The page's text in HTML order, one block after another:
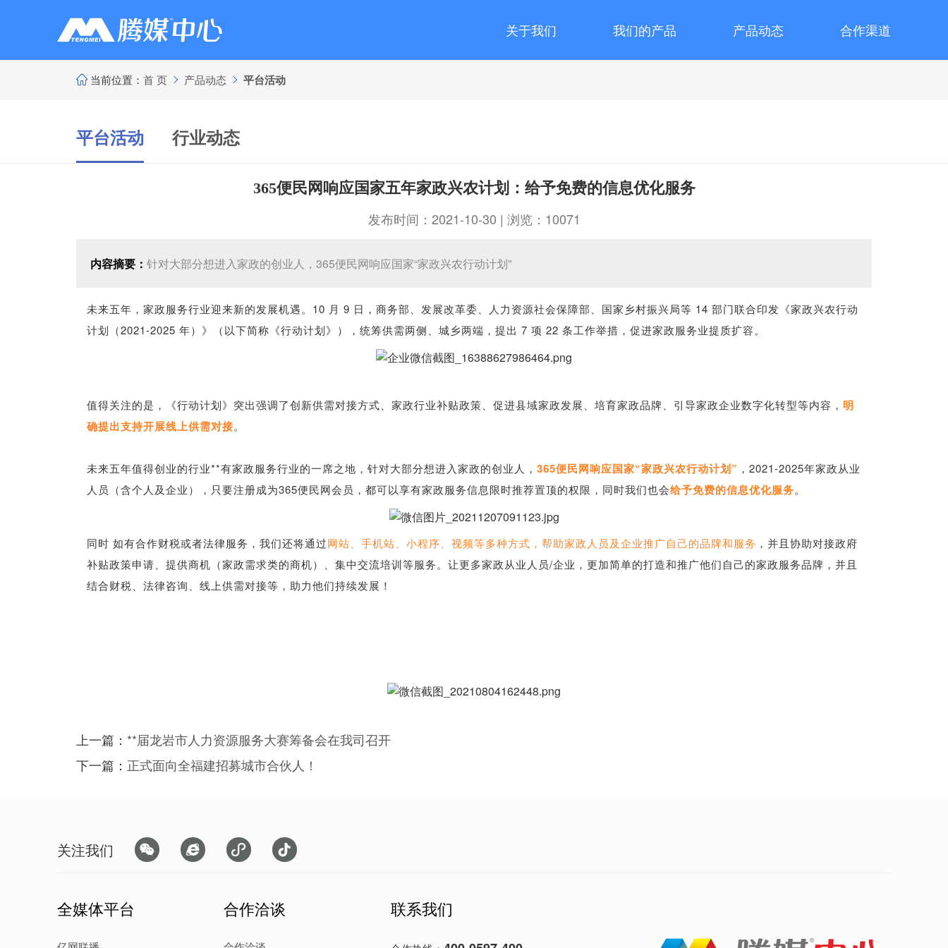
关于我们 我们的产品 产品动态 合作渠道
当前位置： 首 页  产品动态  平台活动
平台活动 行业动态
365便民网响应国家五年家政兴农计划：给予免费的信息优化服务
发布时间：2021-10-30 | 浏览：10071
内容摘要： 针对大部分想进入家政的创业人，365便民网响应国家“家政兴农行动计划”
未来五年，家政服务行业迎来新的发展机遇。10 月 9 日，商务部、发展改革委、人力资源社会保障部、国家乡村振兴局等 14 部门联合印发《家政兴农行动
计划（2021-2025 年）》（以下简称《行动计划》），统筹供需两侧、城乡两端，提出 7 项 22 条工作举措，促进家政服务业提质扩容。
值得关注的是，《行动计划》突出强调了创新供需对接方式、家政行业补贴政策、促进县域家政发展、培育家政品牌、引导家政企业数字化转型等内容， 明
确提出支持开展线上供需对接。
未来五年值得创业的行业**有家政服务行业的一席之地，针对大部分想进入家政的创业人， 365便民网响应国家“家政兴农行动计划” ，2021-2025年家政从业
人员（含个人及企业），只要注册成为365便民网会员，都可以享有家政服务信息限时推荐置顶的权限，同时我们也会给予免费的信息优化服务。
同时 如有合作财税或者法律服务，我们还将通过网站、手机站、小程序、视频等多种方式，帮助家政人员及企业推广自己的品牌和服务 ，并且协助对接政府
补贴政策申请、提供商机（家政需求类的商机）、集中交流培训等服务。让更多家政从业人员/企业，更加简单的打造和推广他们自己的家政服务品牌，并且
结合财税、法律咨询、线上供需对接等，助力他们持续发展！
上一篇： **届龙岩市人力资源服务大赛筹备会在我司召开
下一篇： 正式面向全福建招募城市合伙人！
关注我们    
全媒体平台 合作洽谈 联系我们